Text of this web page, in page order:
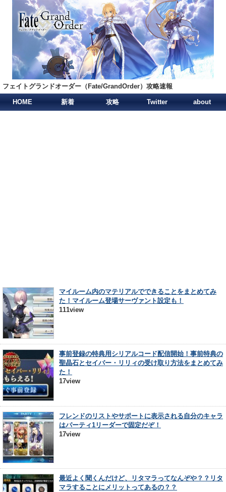
フェイトグランドオーダー（Fate/GrandOrder）攻略速報
HOME 新着 攻略 Twitter about
マイルーム内のマテリアルでできることをまとめてみ
た！マイルーム登場サーヴァント設定も！
111view
事前登録の特典用シリアルコード配信開始！事前特典の
聖晶石とセイバー・リリィの受け取り方法をまとめてみ
た！
17view
フレンドのリストやサポートに表示される自分のキャラ
はパーティ1リーダーで固定だぞ！
17view
最近よく聞くんだけど、リタマラってなんぞや？？リタ
マラすることにメリットってあるの？？